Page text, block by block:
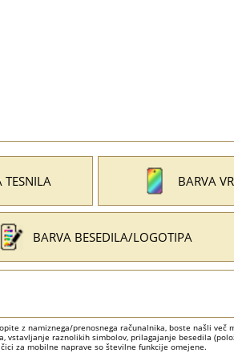
TESNILA BARVA
BARVA BESEDILA/LOGOTIPA
z namiznega/prenosnega računalnika, boste našli več
vstavljanje raznolikih simbolov, prilagajanje besedila
za mobilne naprave so številne funkcije omejene.